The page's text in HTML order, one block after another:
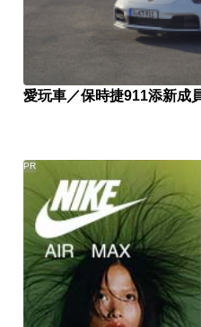
愛玩車／保時捷911添新成
PR